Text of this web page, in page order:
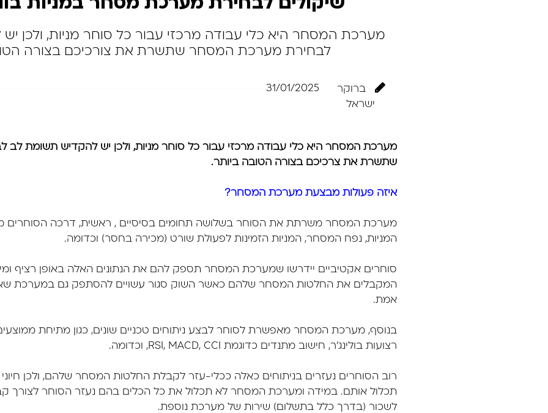
מערכת המסחר היא כלי עבודה מרכזי עבור כל סוחר מניות, ולכן
לבחירת מערכת המסחר שתשרת את צורכיכם בצורה
ברוקר
ישראל
31/01/2025
מערכת המסחר היא כלי עבודה מרכזי עבור כל סוחר מניות, ולכן יש להקדיש תשומת
שתשרת את צרכיכם בצורה הטובה ביותר.
איזה פעולות מבצעת מערכת המסחר?
מערכת המסחר משרתת את הסוחר בשלושה תחומים בסיסיים , ראשית, דרכה הסוחרים
המניות, נפח המסחר, המניות הזמינות לפעולת שורט (מכירה בחסר) וכדומה.
סוחרים אקטיביים יידרשו שמערכת המסחר תספק להם את הנתונים האלה באופן רציף
המקבלים את החלטות המסחר שלהם כאשר השוק סגור עשויים להסתפק גם במערכת
אמת.
בנוסף, מערכת המסחר מאפשרת לסוחר לבצע ניתוחים טכניים שונים, כגון מתיחת
רצועות בולינג'ר, חישוב מתנדים כדוגמת RSI, MACD, CCI, וכדומה.
רוב הסוחרים נעזרים בניתוחים כאלה ככלי-עזר לקבלת החלטות המסחר שלהם, ולכן
תכלול אותם. במידה ומערכת המסחר לא תכלול את כל הכלים בהם נעזר הסוחר לצורך
לשכור (בדרך כלל בתשלום) שירות של מערכת נוספת.